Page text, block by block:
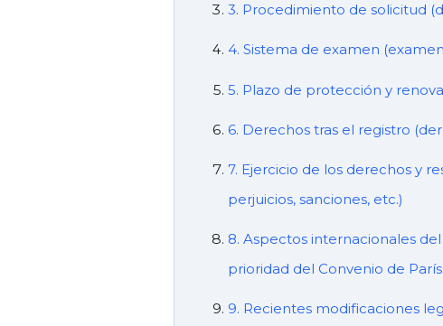
3. Procedimiento de solicitud
4. Sistema de examen
5. Plazo de protección y
6. Derechos tras el registro
7. Ejercicio de los derechos y
perjuicios, sanciones, etc.)
8. Aspectos internacionales
prioridad del Convenio de
9. Recientes modificaciones